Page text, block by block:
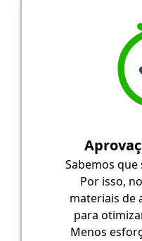
Sabemos
Por isso,
materiais de
para
Menos